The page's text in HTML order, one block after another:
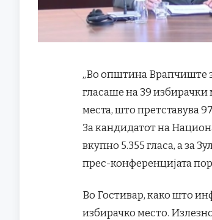
„Во општина Врапчиште
гласаше на 39 избирачки
места, што претставува
За кандидатот на
вкупно 5.355 гласа, а за
прес-конференцијата
Во Гостивар, како што
избирачко место.